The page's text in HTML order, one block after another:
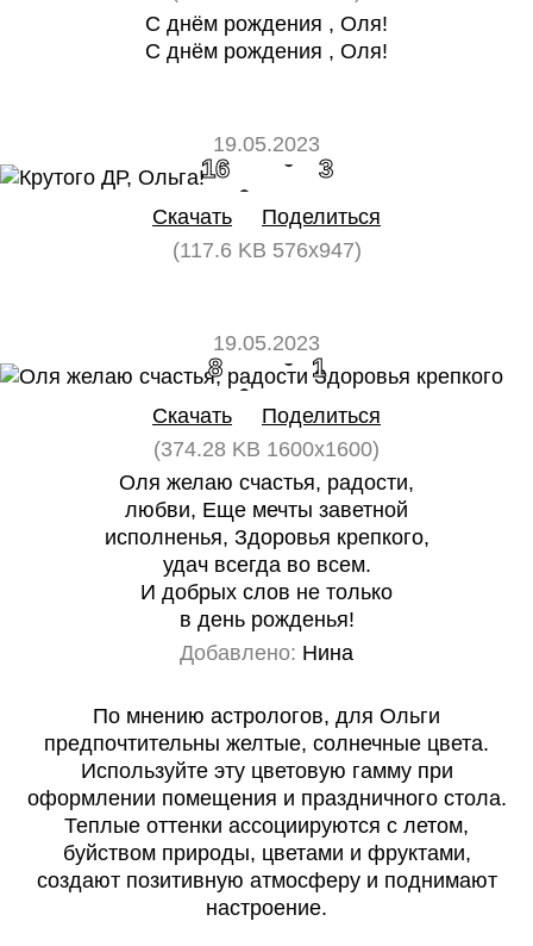
С днём рождения , Оля!
С днём рождения , Оля!
19.05.2023
16 3
Скачать
Поделиться
(117.6 KB 576x947)
19.05.2023
8 1
Скачать
Поделиться
(374.28 KB 1600x1600)
Оля желаю счастья, радости,
любви, Еще мечты заветной
исполненья, Здоровья крепкого,
удач всегда во всем.
И добрых слов не только
в день рожденья!
Добавлено: Нина
По мнению астрологов, для Ольги
предпочтительны желтые, солнечные цвета.
Используйте эту цветовую гамму при
оформлении помещения и праздничного стола.
Теплые оттенки ассоциируются с летом,
буйством природы, цветами и фруктами,
создают позитивную атмосферу и поднимают
настроение.